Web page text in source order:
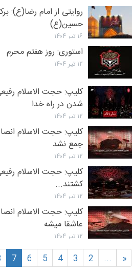
روایتی از امام رضا(ع):
حسین(ع)
۱۶ تیر ۱۴۰۴
استوری: روز هفتم محرم
۱۲ تیر ۱۴۰۴
کلیپ: حجت الاسلام
شدن در راه خدا
۱۲ تیر ۱۴۰۴
کلیپ: حجت الاسلام
جمع نشد
۱۲ تیر ۱۴۰۴
کلیپ: حجت الاسلام
کشتند...
۱۲ تیر ۱۴۰۴
کلیپ: حجت الاسلام
عاشقا میشه
۱۲ تیر ۱۴۰۴
«
...
2
3
4
5
6
7